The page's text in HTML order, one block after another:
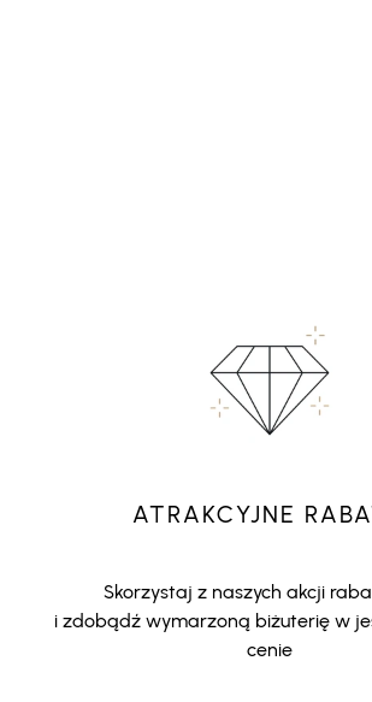
ATRAKCYJNE
Skorzystaj z naszych akcji
i zdobądź wymarzoną biżuterię w
cenie